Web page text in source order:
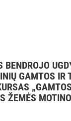
BENDROJO
GAMTOS IR
ŽEMĖS